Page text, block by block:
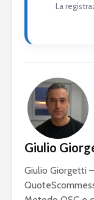
La
Giulio
Giulio Giorgetti